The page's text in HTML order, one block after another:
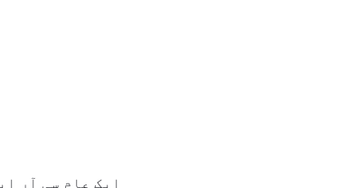
ایک عام سی آر